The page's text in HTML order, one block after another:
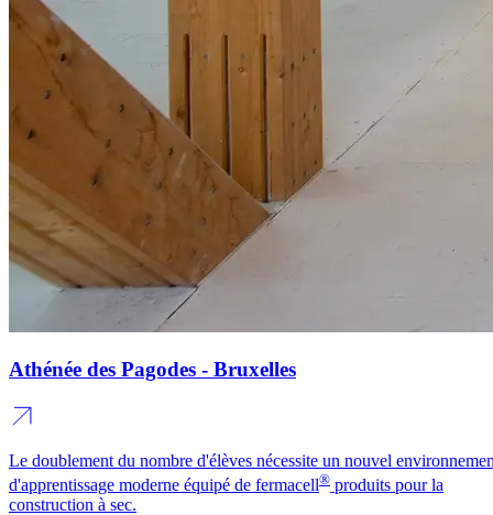
Athénée des Pagodes - Bruxelles
Le doublement du nombre d'élèves nécessite un nouvel
d'apprentissage moderne équipé de fermacell® produits pour la
construction à sec.